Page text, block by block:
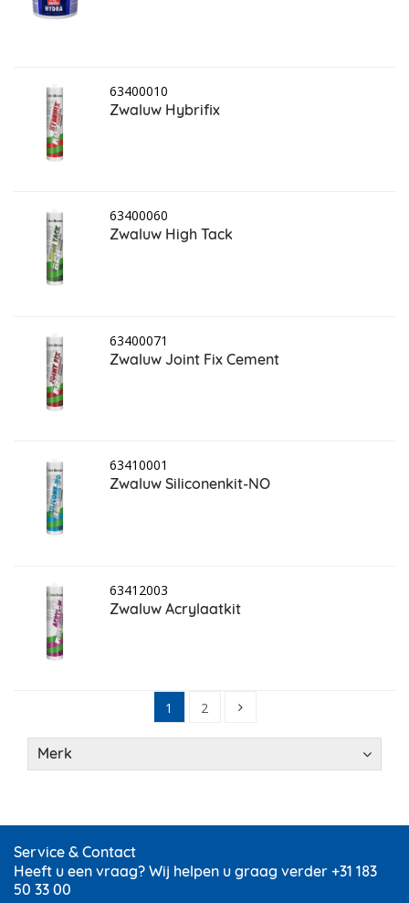
63400010
Zwaluw Hybrifix
63400060
Zwaluw High Tack
63400071
Zwaluw Joint Fix Cement
63410001
Zwaluw Siliconenkit-NO
63412003
Zwaluw Acrylaatkit
1 2
Merk
Service & Contact
Heeft u een vraag? Wij helpen u graag verder +31 183
50 33 00